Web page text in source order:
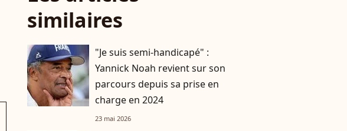
similaires
"Je suis semi-handicapé" :
Yannick Noah revient sur son
parcours depuis sa prise en
charge en 2024
23 mai 2026